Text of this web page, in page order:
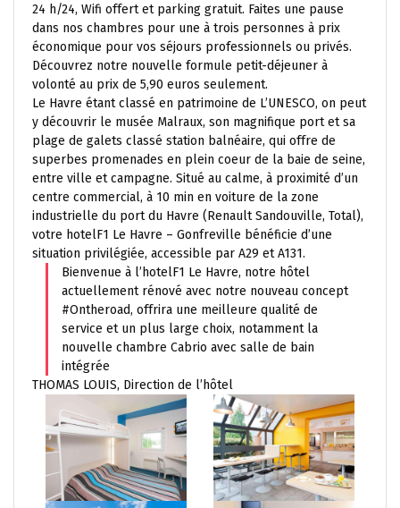
24 h/24, Wifi offert et parking gratuit. Faites une pause
dans nos chambres pour une à trois personnes à prix
économique pour vos séjours professionnels ou privés.
Découvrez notre nouvelle formule petit-déjeuner à
volonté au prix de 5,90 euros seulement.
Le Havre étant classé en patrimoine de L’UNESCO, on peut
y découvrir le musée Malraux, son magnifique port et sa
plage de galets classé station balnéaire, qui offre de
superbes promenades en plein coeur de la baie de seine,
entre ville et campagne. Situé au calme, à proximité d’un
centre commercial, à 10 min en voiture de la zone
industrielle du port du Havre (Renault Sandouville, Total),
votre hotelF1 Le Havre – Gonfreville bénéficie d’une
situation privilégiée, accessible par A29 et A131.
Bienvenue à l’hotelF1 Le Havre, notre hôtel
actuellement rénové avec notre nouveau concept
#Ontheroad, offrira une meilleure qualité de
service et un plus large choix, notamment la
nouvelle chambre Cabrio avec salle de bain
intégrée
THOMAS LOUIS, Direction de l’hôtel